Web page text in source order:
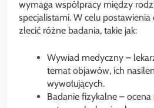
wymaga współpracy między
specjalistami. W celu
zlecić różne badania, takie jak:
Wywiad medyczny –
temat objawów, ich
wywołujących.
Badanie fizykalne –